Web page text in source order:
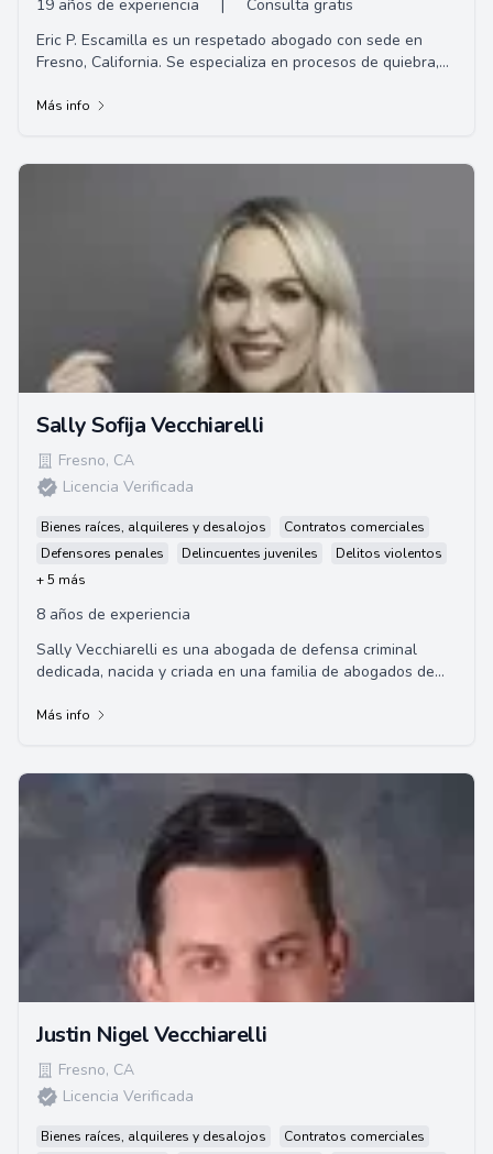
19 años de experiencia |
Consulta gratis
Eric P. Escamilla es un respetado abogado con sede en
Fresno, California. Se especializa en procesos de quiebra,
Más info
Sally Sofija Vecchiarelli
Fresno, CA
Licencia Verificada
Bienes raíces, alquileres y desalojos
Contratos comerciales
Defensores penales
Delincuentes juveniles
Delitos violentos
+ 5 más
8 años de experiencia
Sally Vecchiarelli es una abogada de defensa criminal
dedicada, nacida y criada en una familia de abogados de
Más info
Justin Nigel Vecchiarelli
Fresno, CA
Licencia Verificada
Bienes raíces, alquileres y desalojos Contratos comerciales